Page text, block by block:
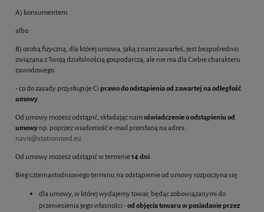
A) konsumentem
albo
B) osobą fizyczną, dla której umowa, jaką z nami zawarłeś, jest bezpośrednio
związana z Twoją działalnością gospodarczą, ale nie ma dla Ciebie charakteru
zawodowego
- co do zasady przysługuje Ciprawo do odstąpienia od zawartej na odległość
umowy.
Od umowy możesz odstąpić, składając namoświadczenie o odstąpieniu od
umowynp. poprzez wiadomość e-mail przesłaną na adres:
navis@stationnord.eu.
Od umowy możesz odstąpić w terminie14 dni.
Bieg czternastodniowego terminu na odstąpienie od umowy rozpoczyna się:
dla umowy, w której wydajemy towar, będąc zobowiązanymi do
przeniesienia jego własności -od objęcia towaru w posiadanie przez